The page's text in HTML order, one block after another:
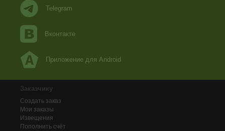
Telegram
Вконтакте
Приложение для Android
Заказчику
Создать заказ
Мои заказы
Извещения
Пополнить счёт